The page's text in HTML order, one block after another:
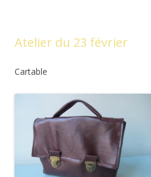
Atelier du 23 février
Cartable